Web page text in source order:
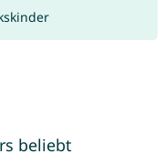
beliebt